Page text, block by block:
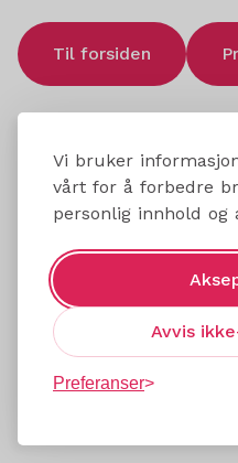
Vi bruker
vårt for å forbedre
personlig innhold og
Avvis
Preferanser
Til forsiden